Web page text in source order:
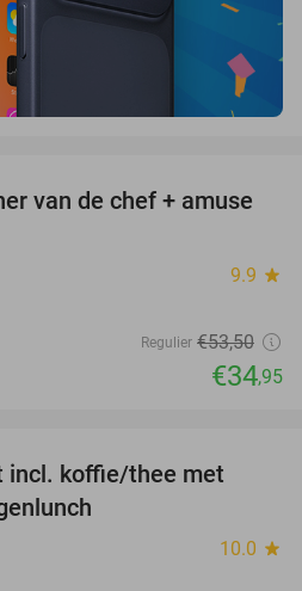
35%
van de chef + amuse
9.9 star
Regulier €53,50
€34,95
incl. koffie/thee met
10.0 star